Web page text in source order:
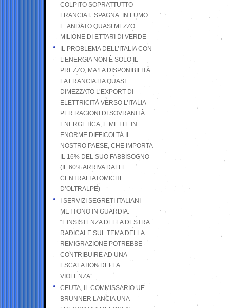
COLPITO SOPRATTUTTO
FRANCIA E SPAGNA: IN FUMO
E’ ANDATO QUASI MEZZO
MILIONE DI ETTARI DI VERDE
IL PROBLEMA DELL’ITALIA CON
L’ENERGIA NON È SOLO IL
PREZZO, MA LA DISPONIBILITÀ.
LA FRANCIA HA QUASI
DIMEZZATO L’EXPORT DI
ELETTRICITÀ VERSO L’ITALIA
PER RAGIONI DI SOVRANITÀ
ENERGETICA, E METTE IN
ENORME DIFFICOLTÀ IL
NOSTRO PAESE, CHE IMPORTA
IL 16% DEL SUO FABBISOGNO
(IL 60% ARRIVA DALLE
CENTRALI ATOMICHE
D’OLTRALPE)
I SERVIZI SEGRETI ITALIANI
METTONO IN GUARDIA:
“L’INSISTENZA DELLA DESTRA
RADICALE SUL TEMA DELLA
REMIGRAZIONE POTREBBE
CONTRIBUIRE AD UNA
ESCALATION DELLA
VIOLENZA”
CEUTA, IL COMMISSARIO UE
BRUNNER LANCIA UNA